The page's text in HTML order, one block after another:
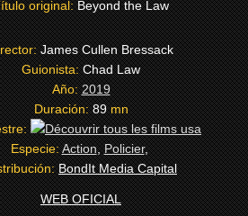
original:Beyond the Law
James Cullen Bressack
Guionista:Chad Law
Año:2019
Duración:89mn
Especie:Action,Policier,
BondIt Media Capital
WEB OFICIAL